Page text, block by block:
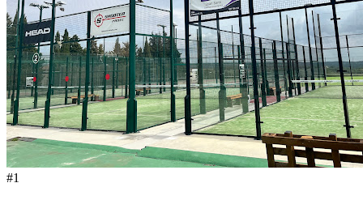
#1